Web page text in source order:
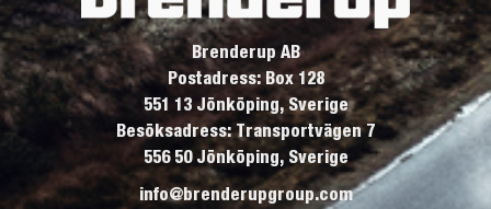
Brenderup AB
Postadress: Box 128
551 13 Jönköping, Sverige
Besöksadress: Transportvägen 7
556 50 Jönköping, Sverige
info@brenderupgroup.com